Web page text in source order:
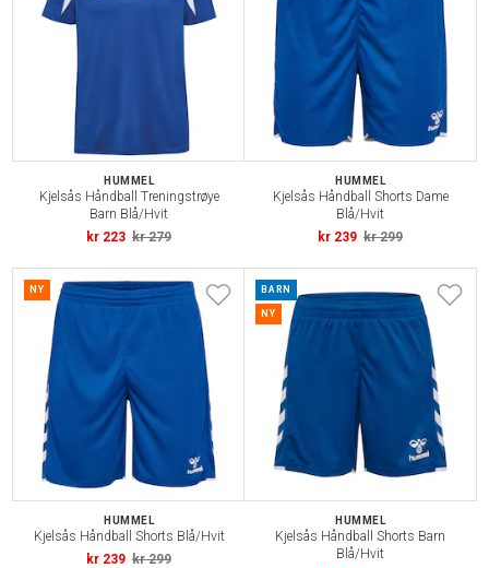
HUMMEL
Kjelsås Håndball Treningstrøye
Barn Blå/Hvit
kr 223 kr 279
HUMMEL
Kjelsås Håndball Shorts Dame
Blå/Hvit
kr 239 kr 299
NY
HUMMEL
Kjelsås Håndball Shorts Blå/Hvit
kr 239 kr 299
BARN
NY
HUMMEL
Kjelsås Håndball Shorts Barn
Blå/Hvit